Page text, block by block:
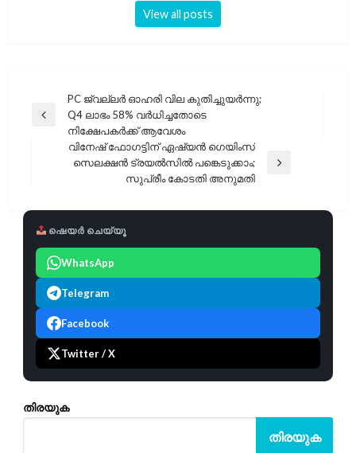
View all posts
പോസ്റ്റുകളിലൂടെ
Previous
PC ജ്വല്ലർ ഓഹരി വില കുതിച്ചുയർന്നു;
Q4 ലാഭം 58% വർധിച്ചതോടെ
നിക്ഷേപകർക്ക് ആവേശം
വിനേഷ് ഫോഗട്ടിന് ഏഷ്യൻ ഗെയിംസ്
സെലക്ഷൻ ട്രയൽസിൽ പങ്കെടുക്കാം;
സുപ്രീം കോടതി അനുമതി
ഷെയർ ചെയ്യൂ
WhatsApp
Telegram
Facebook
Twitter / X
തിരയുക
തിരയുക